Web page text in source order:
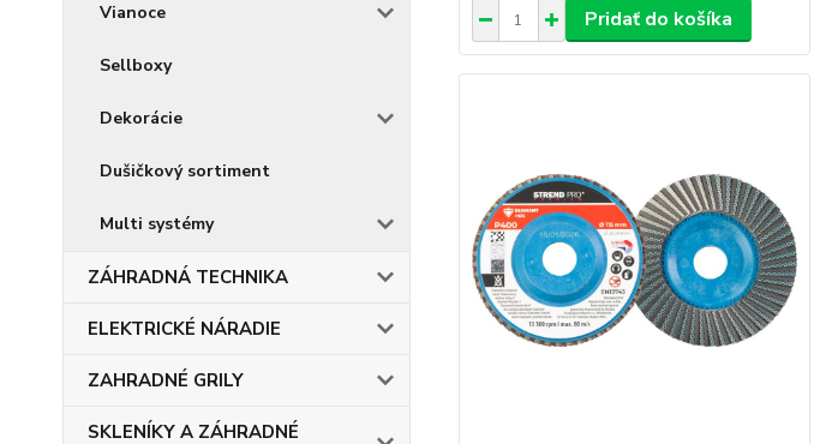
Vianoce
Sellboxy
Dekorácie
Dušičkový sortiment
Multi systémy
ZÁHRADNÁ TECHNIKA
ELEKTRICKÉ NÁRADIE
ZAHRADNÉ GRILY
SKLENÍKY A ZÁHRADNÉ
Pridať do košíka